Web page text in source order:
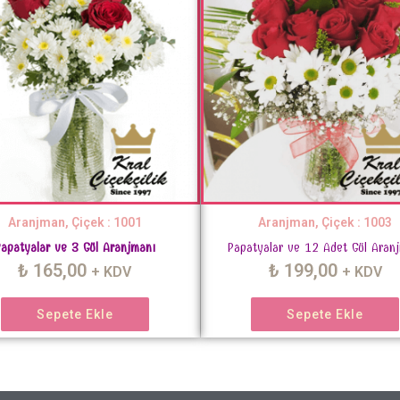
Aranjman, Çiçek : 1001
ve 3 Gül Aranjmanı
₺ 165,00 + KDV
Sepete Ekle
Aranjman, Çiçek : 1003
Papatyalar ve 12 Adet Gül
₺ 199,00 + KDV
Sepete Ekle